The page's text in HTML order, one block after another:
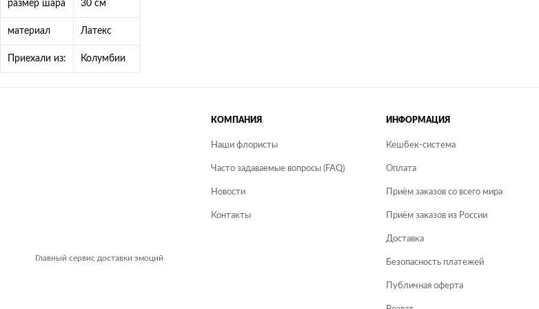
размер шара 30 см
материал Латекс
Приехали из: Колумбии
Главный сервис доставки эмоций
КОМПАНИЯ
Наши флористы
Часто задаваемые вопросы (FAQ)
Новости
Контакты
ИНФОРМАЦИЯ
Кешбек-система
Оплата
Приём заказов со всего мира
Приём заказов из России
Доставка
Безопасность платежей
Публичная оферта